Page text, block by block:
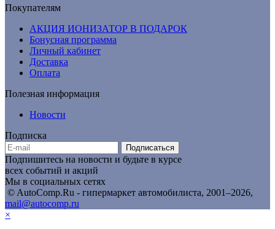
Покупателям
АКЦИЯ ИОНИЗАТОР В ПОДАРОК
Бонусная программа
Личный кабинет
Доставка
Оплата
Полезная информация
Новости
Подписка
Подписаться
Подпишитесь на новости и будьте в курсе
всех событий и акций
Мы в социальных сетях
© AutoComp.Ru - гипермаркет автомобилиста, 2001–2026,
mail@autocomp.ru
×